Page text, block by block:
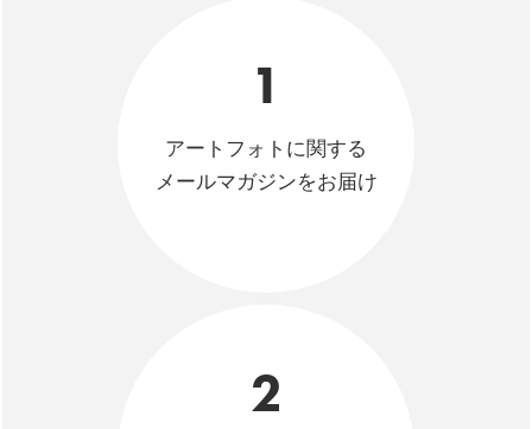
1
アートフォトに関する
メールマガジンをお届け
2